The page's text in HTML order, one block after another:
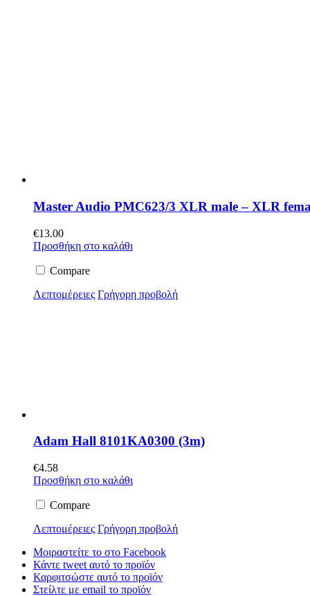
Master Audio PMC623/3 XLR male – XLR
€13.00
Προσθήκη στο καλάθι
Compare
Λεπτομέρειες Γρήγορη προβολή
Adam Hall 8101KA0300 (3m)
€4.58
Προσθήκη στο καλάθι
Compare
Λεπτομέρειες Γρήγορη προβολή
Μοιραστείτε το στο Facebook
Κάντε tweet αυτό το προϊόν
Καρφιτσώστε αυτό το προϊόν
Στείλτε με email το προϊόν